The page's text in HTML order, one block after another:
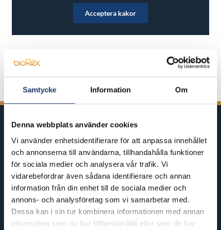
Samtycke Information Om
Denna webbplats använder cookies
Vi använder enhetsidentifierare för att anpassa innehållet
och annonserna till användarna, tillhandahålla funktioner
för sociala medier och analysera vår trafik. Vi
vidarebefordrar även sådana identifierare och annan
information från din enhet till de sociala medier och
annons- och analysföretag som vi samarbetar med.
Dessa kan i sin tur kombinera informationen med annan
information som du har tillhandahållit eller som de har
Acceptera kakor
Dela i WhatsApp
BioRex har 12 biografer runt om i
Finland
Helsinki
Riihimäki